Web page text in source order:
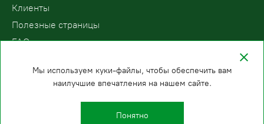
Клиенты
Полезные страницы
FAQ
8 (800) 200-78-15
Мы используем куки-файлы, чтобы обеспечить вам
наилучшие впечатления на нашем сайте.
Понятно